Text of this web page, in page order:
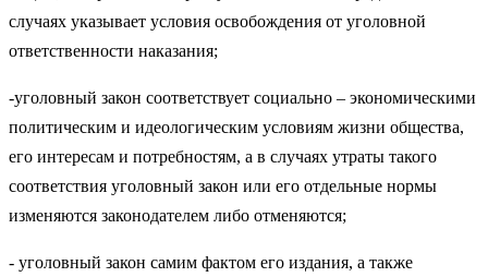
случаях указывает условия освобождения от уголовной
ответственности наказания;
-уголовный закон соответствует социально – экономическими
политическим и идеологическим условиям жизни общества,
его интересам и потребностям, а в случаях утраты такого
соответствия уголовный закон или его отдельные нормы
изменяются законодателем либо отменяются;
- уголовный закон самим фактом его издания, а также